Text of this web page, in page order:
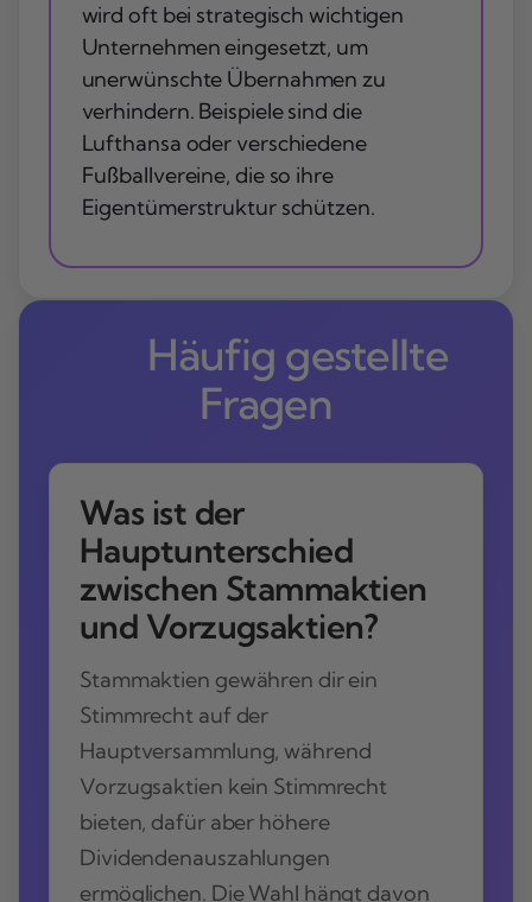
wird oft bei strategisch wichtigen
Unternehmen eingesetzt, um
unerwünschte Übernahmen zu
verhindern. Beispiele sind die
Lufthansa oder verschiedene
Fußballvereine, die so ihre
Eigentümerstruktur schützen.
Häufig gestellte
Fragen
Was ist der
Hauptunterschied
zwischen Stammaktien
und Vorzugsaktien?
Stammaktien gewähren dir ein
Stimmrecht auf der
Hauptversammlung, während
Vorzugsaktien kein Stimmrecht
bieten, dafür aber höhere
Dividendenauszahlungen
ermöglichen. Die Wahl hängt davon